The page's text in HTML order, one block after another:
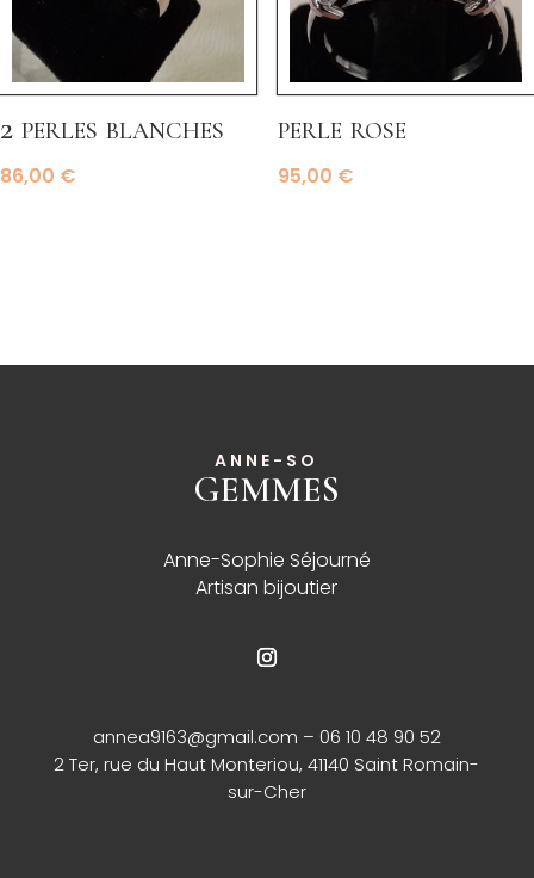
2 perles blanches
86,00 €
perle rose
95,00 €
ANNE-SO
GEMMES
Anne-Sophie Séjourné
Artisan bijoutier
annea9163@gmail.com – 06 10 48 90 52
2 Ter, rue du Haut Monteriou, 41140 Saint Romain-
sur-Cher